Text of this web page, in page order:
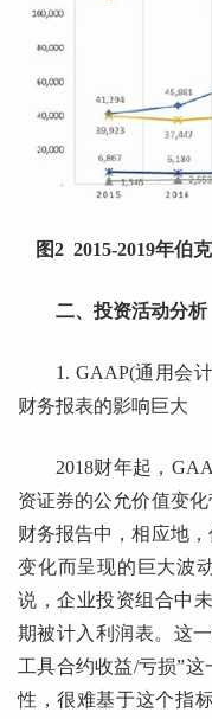
图2 2015-2019年伯
二、投资活动分析
1. GAAP(通用会
财务报表的影响巨大
2018财年起，
资证券的公允价值变
财务报告中，相应地
变化而呈现的巨大波
说，企业投资组合中
期被计入利润表。这
工具合约收益/亏损”
性，很难基于这个指